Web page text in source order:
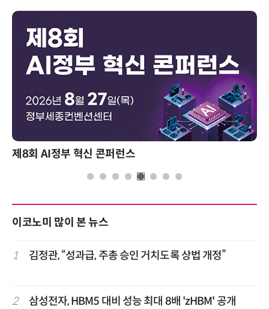
제8회 AI정부 혁신 콘퍼런스
이코노미 많이 본 뉴스
1 김정관, “성과급, 주총 승인 거치도록 상법 개정”
2 삼성전자, HBM5 대비 성능 최대 8배 'zHBM' 공개